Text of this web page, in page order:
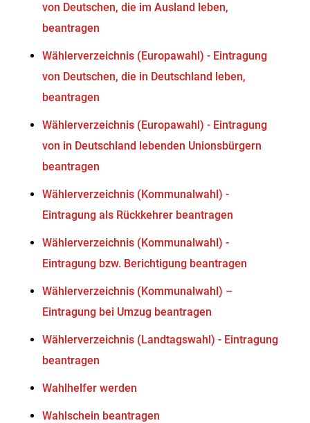
von Deutschen, die im Ausland leben,
beantragen
Wählerverzeichnis (Europawahl) - Eintragung
von Deutschen, die in Deutschland leben,
beantragen
Wählerverzeichnis (Europawahl) - Eintragung
von in Deutschland lebenden Unionsbürgern
beantragen
Wählerverzeichnis (Kommunalwahl) -
Eintragung als Rückkehrer beantragen
Wählerverzeichnis (Kommunalwahl) -
Eintragung bzw. Berichtigung beantragen
Wählerverzeichnis (Kommunalwahl) –
Eintragung bei Umzug beantragen
Wählerverzeichnis (Landtagswahl) - Eintragung
beantragen
Wahlhelfer werden
Wahlschein beantragen